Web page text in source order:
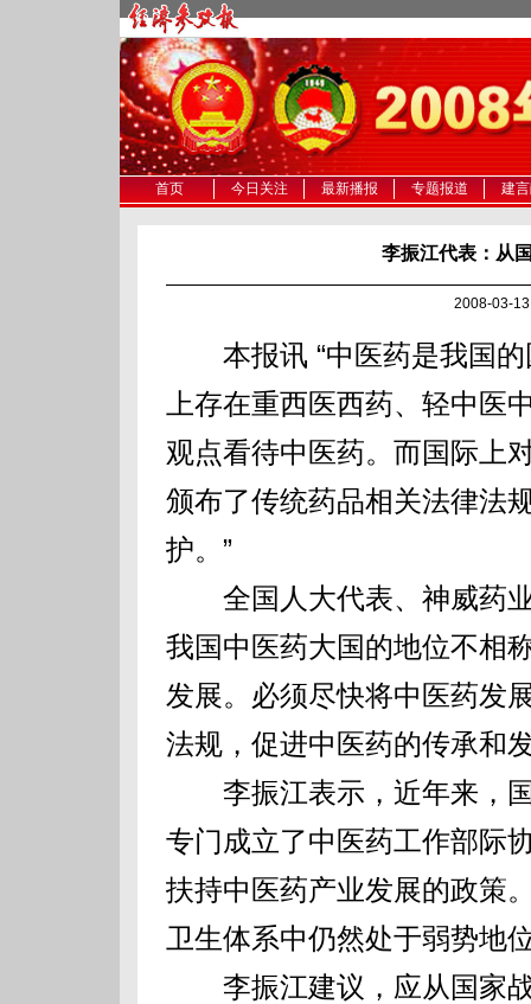
首页 今日关注 最新播报 专题报道 建
李振江代表：从
2008-03-
本报讯 “中医药是我国的
上存在重西医西药、轻中医
观点看待中医药。而国际上
颁布了传统药品相关法律法
护。”
全国人大代表、神威药业
我国中医药大国的地位不相
发展。必须尽快将中医药发
法规，促进中医药的传承和
李振江表示，近年来，国
专门成立了中医药工作部际
扶持中医药产业发展的政策
卫生体系中仍然处于弱势地
李振江建议，应从国家战